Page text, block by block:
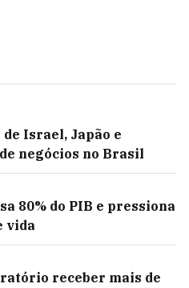
Israel, Japão e
negócios no Brasil
80% do PIB e pressiona
vida
receber mais de